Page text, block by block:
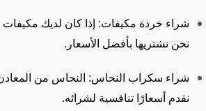
شراء خردة مكيفات: إذا كان لديك مكيفات
نحن نشتريها بأفضل الأسعار.
شراء سكراب النحاس: النحاس من المعادن
نقدم أسعارًا تنافسية لشرائه.